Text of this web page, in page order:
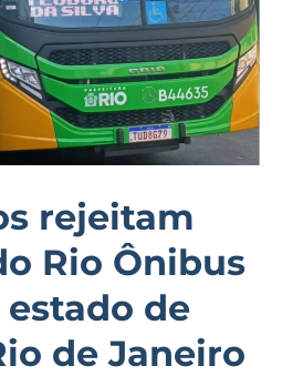
rejeitam
Rio Ônibus
de
de Janeiro